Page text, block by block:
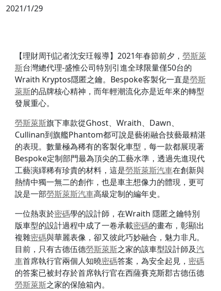
2021/1/29
【理財周刊記者沈安玨報導】2021年春節前夕， 勞斯萊
斯台灣總代理-盛惟公司特別引進全球限量僅50台的
Wraith Kryptos隱匿之鑰。Bespoke客製化一直是勞斯
萊斯的品牌核心精神，而年輕潮流化亦是近年來的轉型
發展重心。
勞斯萊斯旗下車款從Ghost、Wraith、Dawn、
Cullinan到旗艦Phantom都可說是藝術融合技藝最精湛
的表現。數量極為稀有的客製化車型，每一款都展現著
Bespoke定制部門最為頂尖的工藝水準，透過先進現代
工藝演繹稀有珍貴的材料，這是勞斯萊斯汽車在創新與
熱情中獨一無二的創作，也是車主想像力的體現，更可
說是一部勞斯萊斯汽車高級定制的編年史。
一位熱衷於密碼學的設計師，在Wraith 隱匿之鑰特別
版車型的設計過程中成了一卷承載密碼的畫布，彰顯出
複雜密碼與華麗表像，卻又彼此巧妙融合，魅力非凡。
目前，只有古德伍德勞斯萊斯之家的該車型設計師及汽
車首席執行官兩個人知曉密碼答案，為安全起見， 密碼
的答案已被封存於首席執行官在西薩賽克斯郡古德伍德
勞斯萊斯之家的保險箱內。